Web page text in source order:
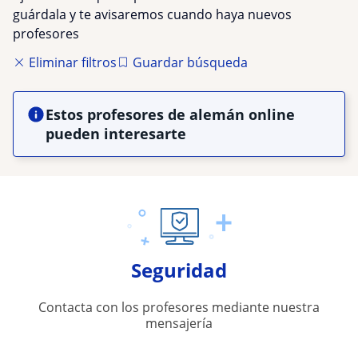
guárdala y te avisaremos cuando haya nuevos
profesores
Eliminar filtros
Guardar búsqueda
Estos profesores de alemán online
pueden interesarte
Seguridad
Contacta con los profesores mediante nuestra
mensajería